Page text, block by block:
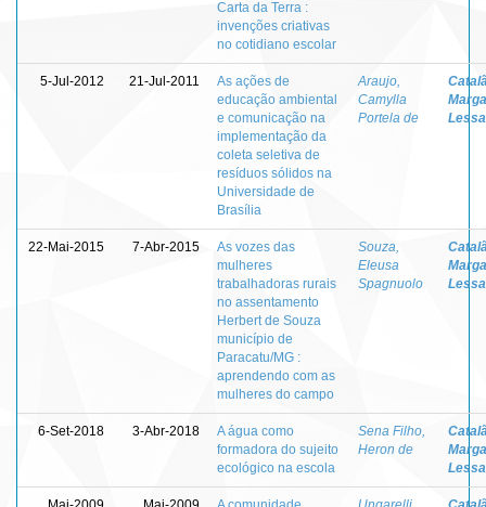
Carta da Terra :
invenções criativas
no cotidiano escolar
5-Jul-2012 21-Jul-2011
As ações de
educação ambiental
e comunicação na
implementação da
coleta seletiva de
resíduos sólidos na
Universidade de
Brasília
Araujo,
Camylla
Portela de
Lessa
22-Mai-2015 7-Abr-2015
As vozes das
mulheres
trabalhadoras rurais
no assentamento
Herbert de Souza
município de
Paracatu/MG :
aprendendo com as
mulheres do campo
Souza,
Eleusa
Spagnuolo
Lessa
6-Set-2018 3-Abr-2018
A água como
formadora do sujeito
ecológico na escola
Sena Filho,
Heron de
Lessa